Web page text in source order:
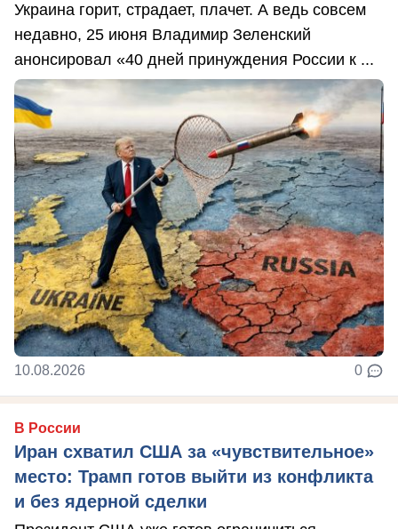
Украина горит, страдает, плачет. А ведь совсем
недавно, 25 июня Владимир Зеленский
анонсировал «40 дней принуждения России к ...
10.08.2026 0
В России
Иран схватил США за «чувствительное»
место: Трамп готов выйти из конфликта
и без ядерной сделки